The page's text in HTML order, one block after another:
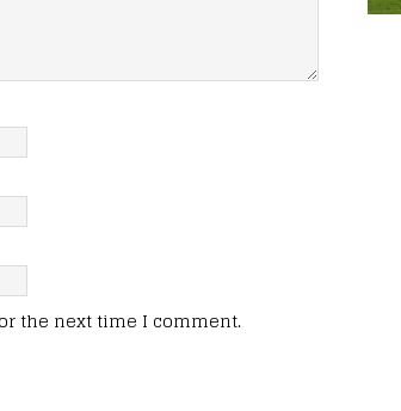
the next time I comment.